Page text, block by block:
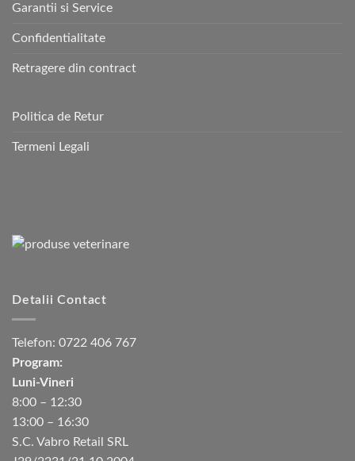
Garantii si Service
Confidentialitate
Retragere din contract
Politica de Retur
Termeni Legali
Detalii Contact
Telefon: 0722 406 767
Program:
Luni-Vineri
8:00 – 12:30
13:00 – 16:30
S.C. Vabro Retail SRL